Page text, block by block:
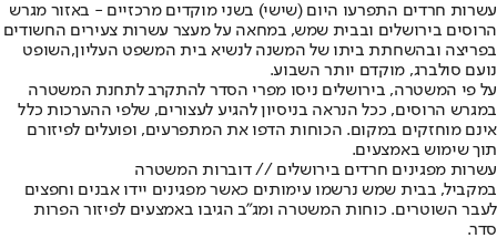
עשרות חרדים התפרעו היום (שישי) בשני מוקדים מרכזיים - באזור מגרש
הרוסים בירושלים ובבית שמש, במחאה על מעצר עשרות צעירים החשודים
בפריצה ובהשחתת ביתו של המשנה לנשיא בית המשפט העליון,השופט
נועם סולברג, מוקדם יותר השבוע.
על פי המשטרה, בירושלים ניסו מפרי הסדר להתקרב לתחנת המשטרה
במגרש הרוסים, ככל הנראה בניסיון להגיע לעצורים, שלפי ההערכות כלל
אינם מוחזקים במקום. הכוחות הדפו את המתפרעים, ופועלים לפיזורם
תוך שימוש באמצעים.
עשרות מפגינים חרדים בירושלים // דוברות המשטרה
במקביל, בבית שמש נרשמו עימותים כאשר מפגינים יידו אבנים וחפצים
לעבר השוטרים. כוחות המשטרה ומג"ב הגיבו באמצעים לפיזור הפרות
סדר.